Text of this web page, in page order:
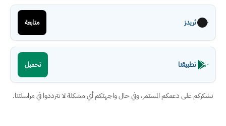
ثريدز متابعة
تطبيقنا تحميل
نشكركم على دعمكم المستمر، وفي حال واجهتكم أي مشكلة لا تترددوا في مراسلتنا.